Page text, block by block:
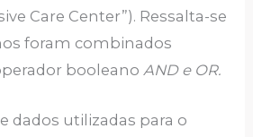
Care Center”). Ressalta-se
foram combinados
booleanoAND e OR.
utilizadas para o